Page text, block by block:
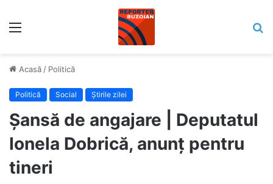
Acasă / Politică
Politică Social Știrile zilei
Șansă de angajare | Deputatul
Ionela Dobrică, anunț pentru
tineri